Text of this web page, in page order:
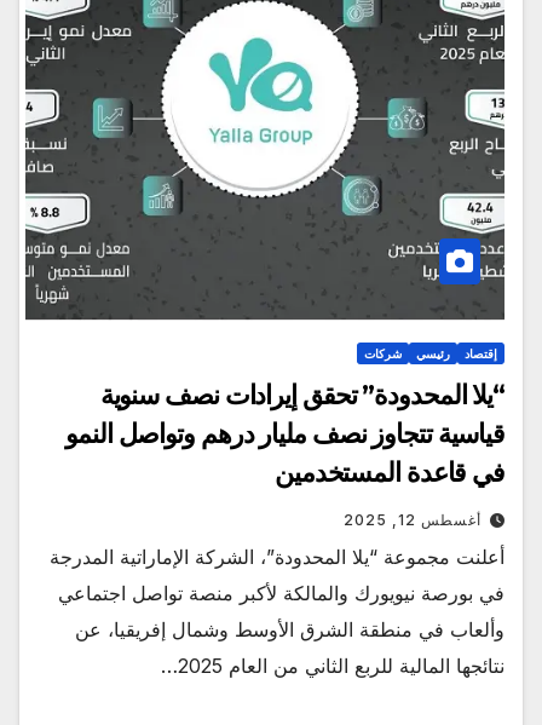
إقتصاد رئيسي شركات
“يلا المحدودة” تحقق إيرادات نصف سنوية
قياسية تتجاوز نصف مليار درهم وتواصل النمو
في قاعدة المستخدمين
أغسطس 12, 2025
أعلنت مجموعة “يلا المحدودة”، الشركة الإماراتية المدرجة
في بورصة نيويورك والمالكة لأكبر منصة تواصل اجتماعي
وألعاب في منطقة الشرق الأوسط وشمال إفريقيا، عن
نتائجها المالية للربع الثاني من العام 2025…